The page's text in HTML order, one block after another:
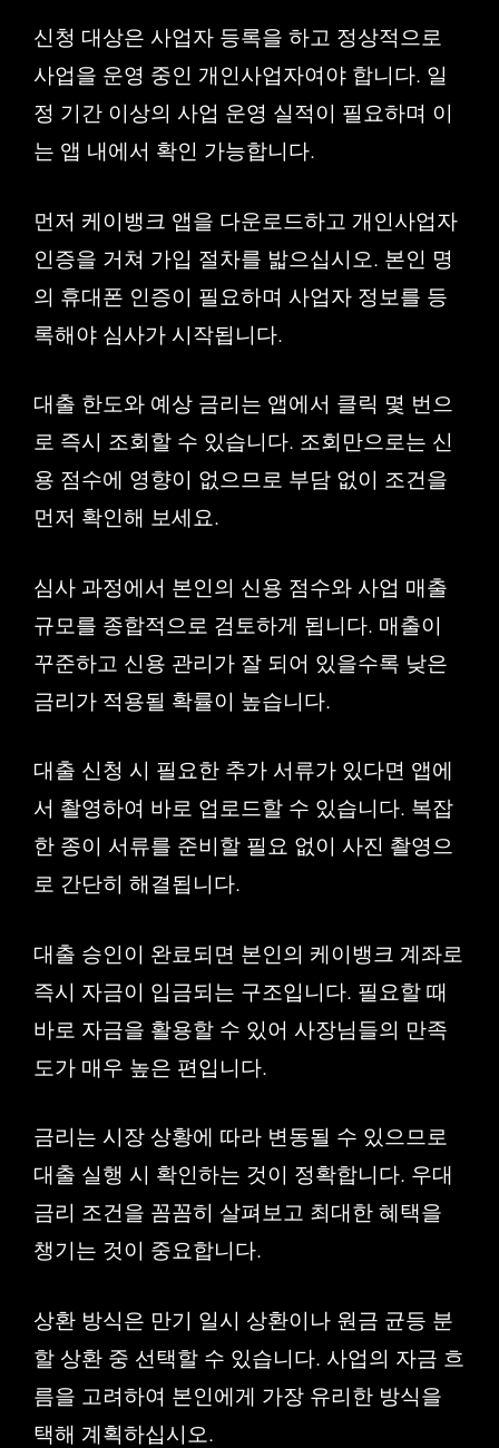
신청 대상은 사업자 등록을 하고 정상적으로
사업을 운영 중인 개인사업자여야 합니다. 일
정 기간 이상의 사업 운영 실적이 필요하며 이
는 앱 내에서 확인 가능합니다.
먼저 케이뱅크 앱을 다운로드하고 개인사업자
인증을 거쳐 가입 절차를 밟으십시오. 본인 명
의 휴대폰 인증이 필요하며 사업자 정보를 등
록해야 심사가 시작됩니다.
대출 한도와 예상 금리는 앱에서 클릭 몇 번으
로 즉시 조회할 수 있습니다. 조회만으로는 신
용 점수에 영향이 없으므로 부담 없이 조건을
먼저 확인해 보세요.
심사 과정에서 본인의 신용 점수와 사업 매출
규모를 종합적으로 검토하게 됩니다. 매출이
꾸준하고 신용 관리가 잘 되어 있을수록 낮은
금리가 적용될 확률이 높습니다.
대출 신청 시 필요한 추가 서류가 있다면 앱에
서 촬영하여 바로 업로드할 수 있습니다. 복잡
한 종이 서류를 준비할 필요 없이 사진 촬영으
로 간단히 해결됩니다.
대출 승인이 완료되면 본인의 케이뱅크 계좌로
즉시 자금이 입금되는 구조입니다. 필요할 때
바로 자금을 활용할 수 있어 사장님들의 만족
도가 매우 높은 편입니다.
금리는 시장 상황에 따라 변동될 수 있으므로
대출 실행 시 확인하는 것이 정확합니다. 우대
금리 조건을 꼼꼼히 살펴보고 최대한 혜택을
챙기는 것이 중요합니다.
상환 방식은 만기 일시 상환이나 원금 균등 분
할 상환 중 선택할 수 있습니다. 사업의 자금 흐
름을 고려하여 본인에게 가장 유리한 방식을
택해 계획하십시오.